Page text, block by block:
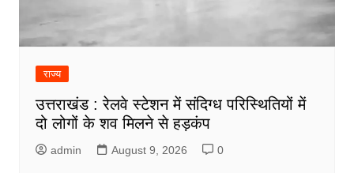
राज्य
उत्तराखंड : रेलवे स्टेशन में संदिग्ध परिस्थितियों में
दो लोगों के शव मिलने से हड़कंप
admin August 9, 2026 0